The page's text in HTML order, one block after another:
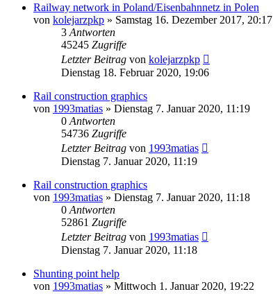
Railway network in Poland/Eisenbahnnetz in Polen
von kolejarzpkp » Samstag 16. Dezember 2017, 20:17
3 Antworten
45245 Zugriffe
Letzter Beitrag von kolejarzpkp
Dienstag 18. Februar 2020, 19:06
Rail construction graphics
von 1993matias » Dienstag 7. Januar 2020, 11:19
0 Antworten
54736 Zugriffe
Letzter Beitrag von 1993matias
Dienstag 7. Januar 2020, 11:19
Rail construction graphics
von 1993matias » Dienstag 7. Januar 2020, 11:18
0 Antworten
52861 Zugriffe
Letzter Beitrag von 1993matias
Dienstag 7. Januar 2020, 11:18
Shunting point help
von 1993matias » Mittwoch 1. Januar 2020, 19:22